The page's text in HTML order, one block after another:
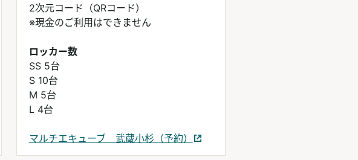
2次元コード（QRコード）
※現金のご利用はできません
ロッカー数
SS 5台
S 10台
M 5台
L 4台
マルチエキューブ 武蔵小杉（予約）
別ウィンドウで開く